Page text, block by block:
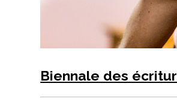
Biennale des